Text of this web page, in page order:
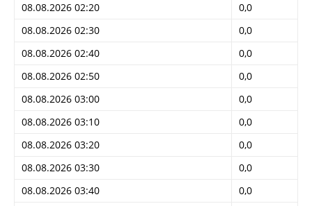
08.08.2026 02:20
0,0
08.08.2026 02:30
0,0
08.08.2026 02:40
0,0
08.08.2026 02:50
0,0
08.08.2026 03:00
0,0
08.08.2026 03:10
0,0
08.08.2026 03:20
0,0
08.08.2026 03:30
0,0
08.08.2026 03:40
0,0